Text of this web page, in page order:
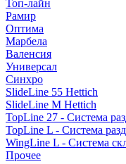
Топ-лайн
Рамир
Оптима
Марбела
Валенсия
Универсал
Синхро
SlideLine 55 Hettich
SlideLine M Hettich
TopLine 27 - Система
TopLine L - Система
WingLine L - Система
Прочее